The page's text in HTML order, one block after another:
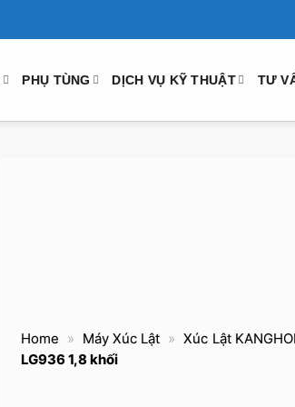
PHỤ TÙNG DỊCH VỤ KỸ THUẬT TƯ
Home » Máy Xúc Lật » Xúc Lật
LG936 1,8 khối